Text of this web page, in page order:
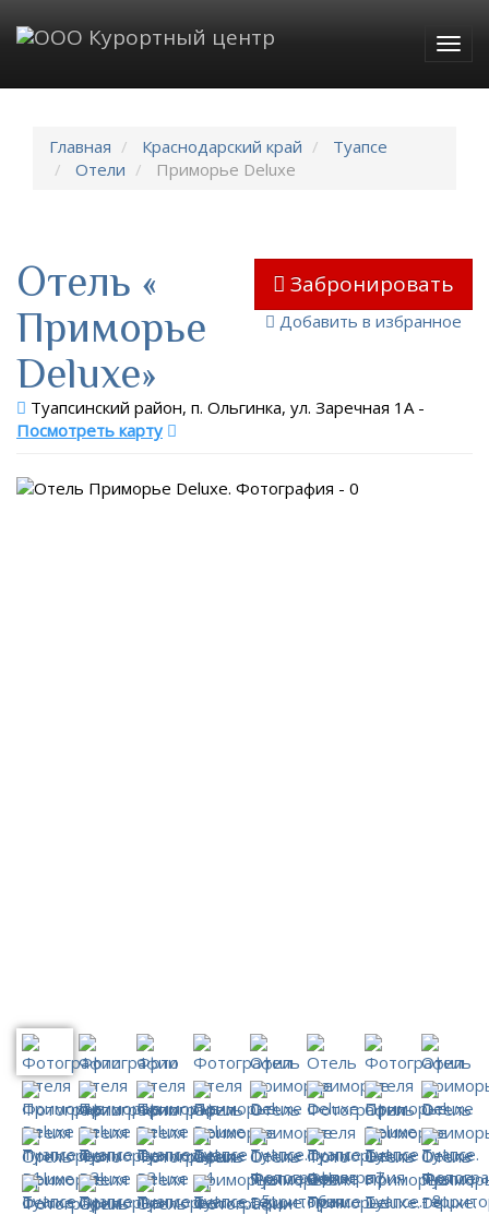
Главная Краснодарский край
Туапсе
Отели
Приморье Deluxe
Забронировать
Добавить в избранное
Отель «
Приморье
Deluxe»
Туапсинский район, п. Ольгинка, ул. Заречная 1А-
Посмотреть карту